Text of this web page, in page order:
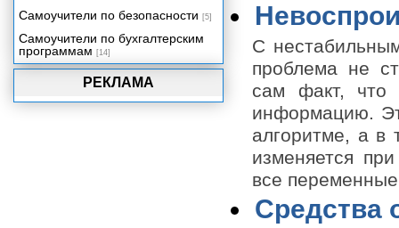
С
проблема не
сам факт, что
информацию.
алгоритме, а в
изменяется
все
Средства
РЕКЛАМА
Самоучители по безопасности [5]
Самоучители по бухгалтерским
программам [14]